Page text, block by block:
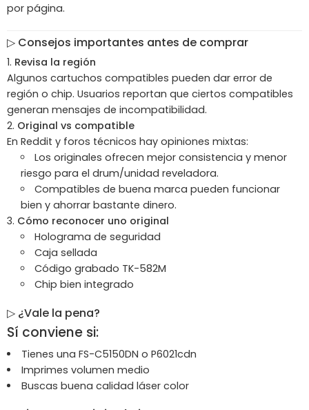
por página.
▷ Consejos importantes antes de comprar
Revisa la región
Algunos cartuchos compatibles pueden dar error de
región o chip. Usuarios reportan que ciertos compatibles
generan mensajes de incompatibilidad.
Original vs compatible
En Reddit y foros técnicos hay opiniones mixtas:
Los originales ofrecen mejor consistencia y menor
riesgo para el drum/unidad reveladora.
Compatibles de buena marca pueden funcionar
bien y ahorrar bastante dinero.
Cómo reconocer uno original
Holograma de seguridad
Caja sellada
Código grabado TK-582M
Chip bien integrado
▷ ¿Vale la pena?
Sí conviene si:
Tienes una FS-C5150DN o P6021cdn
Imprimes volumen medio
Buscas buena calidad láser color